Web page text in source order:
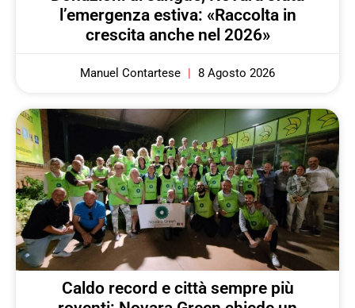
l’emergenza estiva: «Raccolta in
crescita anche nel 2026»
Manuel Contartese 8 Agosto 2026
Caldo record e città sempre più